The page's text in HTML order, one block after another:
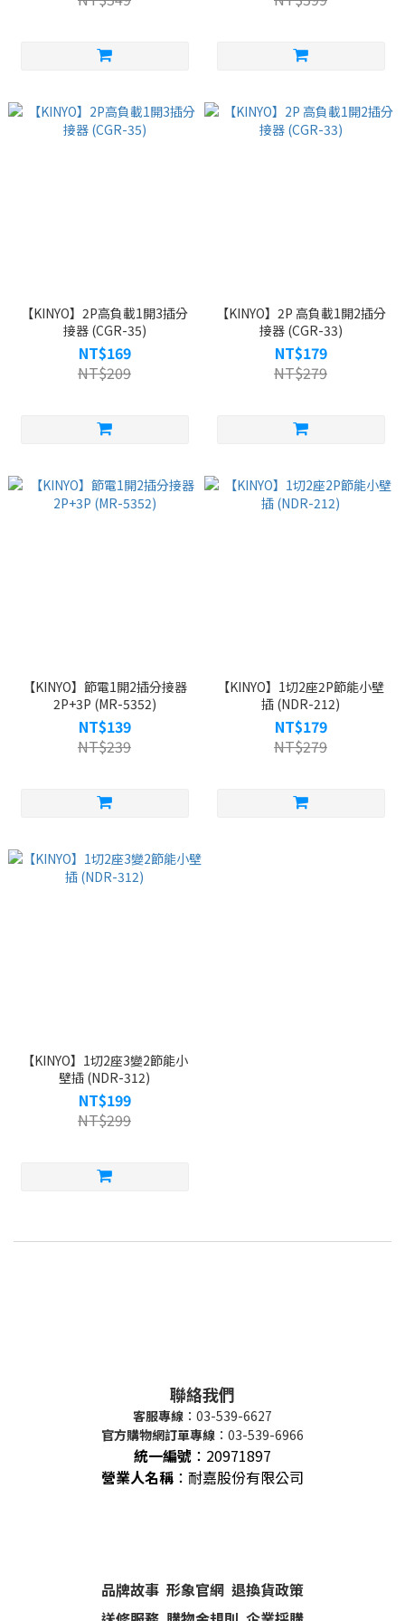
【KINYO】2P高負載1開3插分
接器 (CGR-35)
NT$169
NT$209
【KINYO】2P 高負載1開2插分
接器 (CGR-33)
NT$179
NT$279
【KINYO】節電1開2插分接器
2P+3P (MR-5352)
NT$139
NT$239
【KINYO】1切2座2P節能小壁
插 (NDR-212)
NT$179
NT$279
【KINYO】1切2座3變2節能小
壁插 (NDR-312)
NT$199
NT$299
聯絡我們
客服專線 ：03-539-6627
官方購物網訂單專線 ：03-539-6966
統一編號 ： 20971897
營業人名稱 ：耐嘉股份有限公司
品牌故事 形象官網 退換貨政策